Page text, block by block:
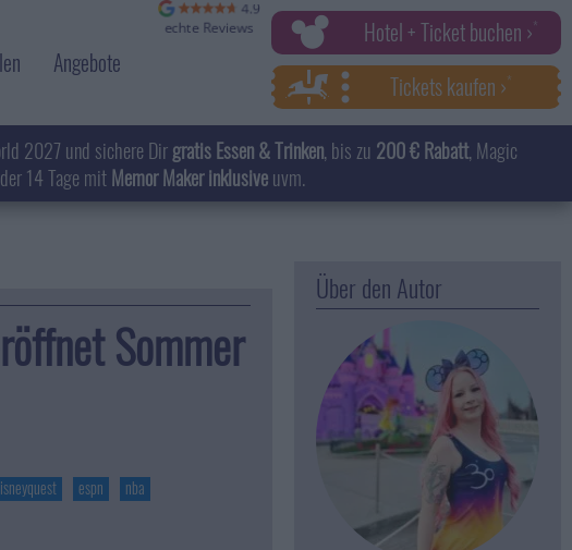
Angebote
Hotel + Ticket buchen ›
Tickets kaufen ›
2027 und sichere Dirgratis Essen & Trinken, bis zu 200 € Rabatt, Magic
14 Tage mitMemor Maker inklusiveuvm.
Sommer
espn
nba
Über den Autor